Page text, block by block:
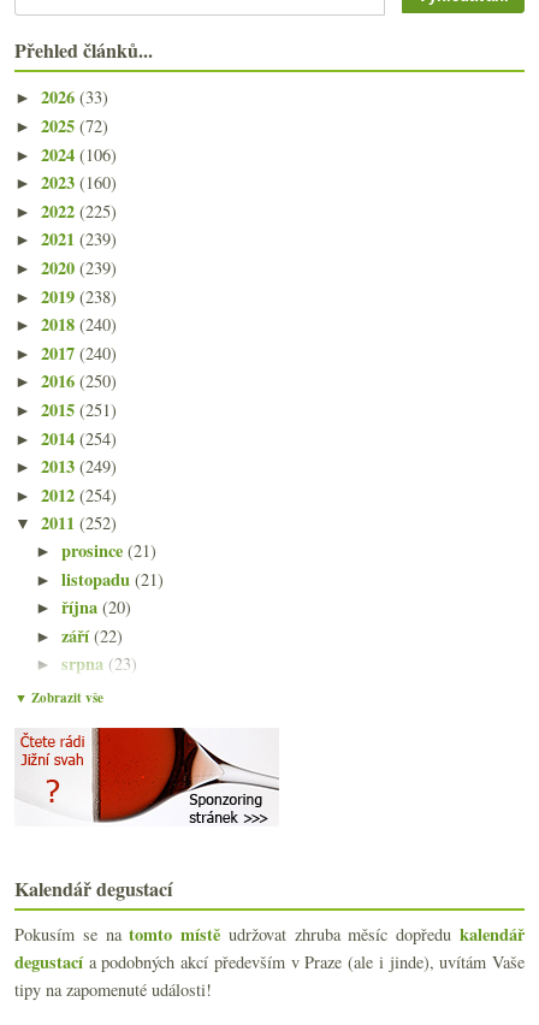
Přehled článků...
► 2026 (33)
► 2025 (72)
► 2024 (106)
► 2023 (160)
► 2022 (225)
► 2021 (239)
► 2020 (239)
► 2019 (238)
► 2018 (240)
► 2017 (240)
► 2016 (250)
► 2015 (251)
► 2014 (254)
► 2013 (249)
► 2012 (254)
▼ 2011 (252)
►prosince(21)
►listopadu(21)
►října(20)
►září(22)
►srpna (23)
►července
►května
► dubna (20)
► března (23)
Velká přehlídka vín od Neubauerů
Tolik vína a tak málo času – nové vinné obzory
Poznatky pro příště z degustace whisky
Vinná hraběnka s přídavkem vody a barviv
Skvělý rakouský seminář se čtrnácti vzorky
▼ Zobrazit vše
Kalendář degustací
Pokusím se natomto místě udržovat zhruba měsíc dopředukalendář
degustacía podobných akcí především v Praze (ale i jinde), uvítám Vaše
tipy na zapomenuté události!